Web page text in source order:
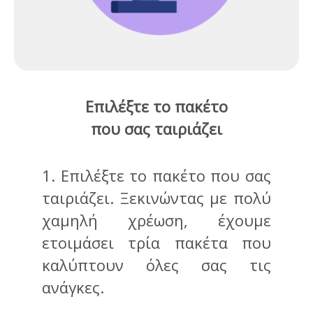
Επιλέξτε το πακέτο
που σας ταιριάζει
1. Επιλέξτε το πακέτο που σας
ταιριάζει. Ξεκινώντας με πολύ
χαμηλή χρέωση, έχουμε
ετοιμάσει τρία πακέτα που
καλύπτουν όλες σας τις
ανάγκες.